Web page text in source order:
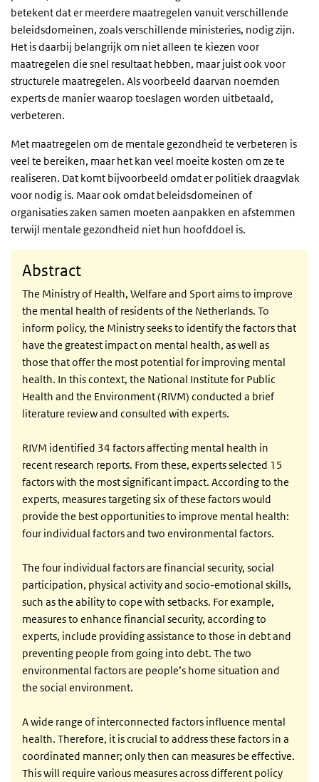
betekent dat er meerdere maatregelen vanuit verschillende
beleidsdomeinen, zoals verschillende ministeries, nodig zijn.
Het is daarbij belangrijk om niet alleen te kiezen voor
maatregelen die snel resultaat hebben, maar juist ook voor
structurele maatregelen. Als voorbeeld daarvan noemden
experts de manier waarop toeslagen worden uitbetaald,
verbeteren.
Met maatregelen om de mentale gezondheid te verbeteren is
veel te bereiken, maar het kan veel moeite kosten om ze te
realiseren. Dat komt bijvoorbeeld omdat er politiek draagvlak
voor nodig is. Maar ook omdat beleidsdomeinen of
organisaties zaken samen moeten aanpakken en afstemmen
terwijl mentale gezondheid niet hun hoofddoel is.
Abstract
The Ministry of Health, Welfare and Sport aims to improve
the mental health of residents of the Netherlands. To
inform policy, the Ministry seeks to identify the factors that
have the greatest impact on mental health, as well as
those that offer the most potential for improving mental
health. In this context, the National Institute for Public
Health and the Environment (RIVM) conducted a brief
literature review and consulted with experts.
RIVM identified 34 factors affecting mental health in
recent research reports. From these, experts selected 15
factors with the most significant impact. According to the
experts, measures targeting six of these factors would
provide the best opportunities to improve mental health:
four individual factors and two environmental factors.
The four individual factors are financial security, social
participation, physical activity and socio-emotional skills,
such as the ability to cope with setbacks. For example,
measures to enhance financial security, according to
experts, include providing assistance to those in debt and
preventing people from going into debt. The two
environmental factors are people’s home situation and
the social environment.
A wide range of interconnected factors influence mental
health. Therefore, it is crucial to address these factors in a
coordinated manner; only then can measures be effective.
This will require various measures across different policy